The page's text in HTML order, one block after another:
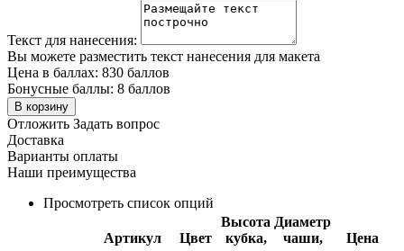
Текст для нанесения:
Вы можете разместить текст нанесения для макета
Цена в баллах: 830 баллов
Бонусные баллы: 8 баллов
В корзину
Отложить Задать вопрос
Доставка
Варианты оплаты
Наши преимущества
Просмотреть список опций
Артикул Цвет
Высота
кубка,
Диаметр
чаши,
Цена